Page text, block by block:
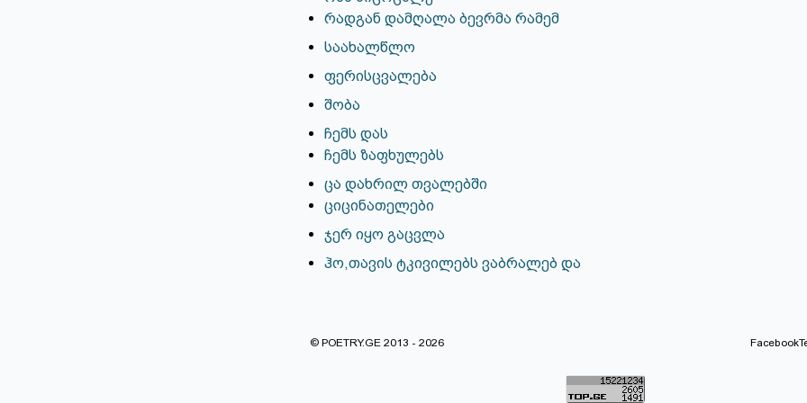
რადგან დამღალა ბევრმა რამემ
საახალწლო
ფერისცვალება
შობა
ჩემს დას
ჩემს ზაფხულებს
ცა დახრილ თვალებში
ციცინათელები
ჯერ იყო გაცვლა
ჰო,თავის ტკივილებს ვაბრალებ და
© POETRY.GE 2013 - 2026 Facebook